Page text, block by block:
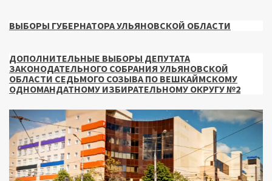
ВЫБОРЫ ГУБЕРНАТОРА УЛЬЯНОВСКОЙ ОБЛАСТИ
ДОПОЛНИТЕЛЬНЫЕ ВЫБОРЫ ДЕПУТАТА
ЗАКОНОДАТЕЛЬНОГО СОБРАНИЯ УЛЬЯНОВСКОЙ
ОБЛАСТИ СЕДЬМОГО СОЗЫВА ПО ВЕШКАЙМСКОМУ
ОДНОМАНДАТНОМУ ИЗБИРАТЕЛЬНОМУ ОКРУГУ №2